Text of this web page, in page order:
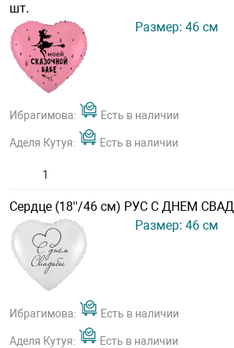
шт.
Размер: 46 см
Ибрагимова: Есть в наличии
Аделя Кутуя: Есть в наличии
Сердце (18''/46 см) РУС С ДНЕМ
Размер: 46 см
Ибрагимова: Есть в наличии
Аделя Кутуя: Есть в наличии